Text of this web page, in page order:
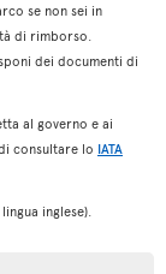
se non sei in
di rimborso.
dei documenti di
al governo e ai
consultare lo IATA
inglese).